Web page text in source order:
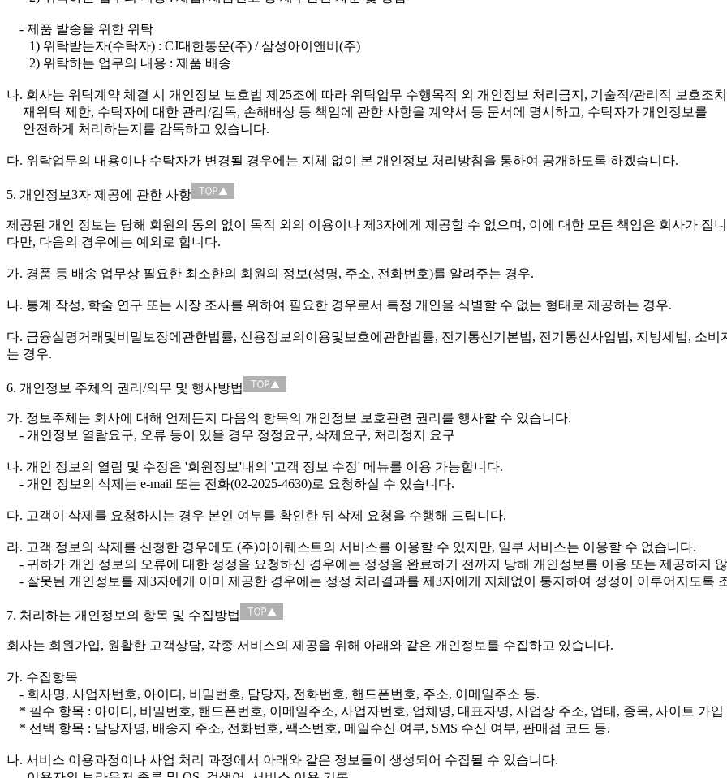
- 제품 발송을 위한 위탁
1) 위탁받는자(수탁자) : CJ대한통운(주) / 삼성아이앤비(주)
2) 위탁하는 업무의 내용 : 제품 배송
나. 회사는 위탁계약 체결 시 개인정보 보호법 제25조에 따라 위탁업무 수행목적 외 개인정보 처리금지, 기술적/관리적 보호조
재위탁 제한, 수탁자에 대한 관리/감독, 손해배상 등 책임에 관한 사항을 계약서 등 문서에 명시하고, 수탁자가 개인정보를
안전하게 처리하는지를 감독하고 있습니다.
다. 위탁업무의 내용이나 수탁자가 변경될 경우에는 지체 없이 본 개인정보 처리방침을 통하여 공개하도록 하겠습니다.
5. 개인정보3자 제공에 관한 사항
제공된 개인 정보는 당해 회원의 동의 없이 목적 외의 이용이나 제3자에게 제공할 수 없으며, 이에 대한 모든 책임은 회사가 집
다만, 다음의 경우에는 예외로 합니다.
가. 경품 등 배송 업무상 필요한 최소한의 회원의 정보(성명, 주소, 전화번호)를 알려주는 경우.
나. 통계 작성, 학술 연구 또는 시장 조사를 위하여 필요한 경우로서 특정 개인을 식별할 수 없는 형태로 제공하는 경우.
다. 금융실명거래및비밀보장에관한법률, 신용정보의이용및보호에관한법률, 전기통신기본법, 전기통신사업법, 지방세법, 소
는 경우.
6. 개인정보 주체의 권리/의무 및 행사방법
가. 정보주체는 회사에 대해 언제든지 다음의 항목의 개인정보 보호관련 권리를 행사할 수 있습니다.
- 개인정보 열람요구, 오류 등이 있을 경우 정정요구, 삭제요구, 처리정지 요구
나. 개인 정보의 열람 및 수정은 '회원정보'내의 '고객 정보 수정' 메뉴를 이용 가능합니다.
- 개인 정보의 삭제는 e-mail 또는 전화(02-2025-4630)로 요청하실 수 있습니다.
다. 고객이 삭제를 요청하시는 경우 본인 여부를 확인한 뒤 삭제 요청을 수행해 드립니다.
라. 고객 정보의 삭제를 신청한 경우에도 (주)아이퀘스트의 서비스를 이용할 수 있지만, 일부 서비스는 이용할 수 없습니다.
- 귀하가 개인 정보의 오류에 대한 정정을 요청하신 경우에는 정정을 완료하기 전까지 당해 개인정보를 이용 또는 제공하지
- 잘못된 개인정보를 제3자에게 이미 제공한 경우에는 정정 처리결과를 제3자에게 지체없이 통지하여 정정이 이루어지도록
7. 처리하는 개인정보의 항목 및 수집방법
회사는 회원가입, 원활한 고객상담, 각종 서비스의 제공을 위해 아래와 같은 개인정보를 수집하고 있습니다.
가. 수집항목
- 회사명, 사업자번호, 아이디, 비밀번호, 담당자, 전화번호, 핸드폰번호, 주소, 이메일주소 등.
* 필수 항목 : 아이디, 비밀번호, 핸드폰번호, 이메일주소, 사업자번호, 업체명, 대표자명, 사업장 주소, 업태, 종목, 사이트 가입
* 선택 항목 : 담당자명, 배송지 주소, 전화번호, 팩스번호, 메일수신 여부, SMS 수신 여부, 판매점 코드 등.
나. 서비스 이용과정이나 사업 처리 과정에서 아래와 같은 정보들이 생성되어 수집될 수 있습니다.